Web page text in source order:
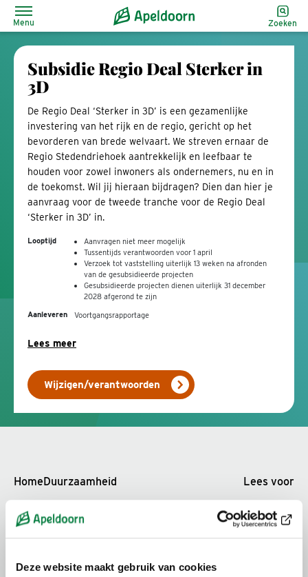
Deze website maakt gebruik van cookies
Menu Zoeken
Subsidie Regio Deal Sterker in
3D
De Regio Deal ‘Sterker in 3D’ is een gezamenlijke
investering van het rijk en de regio, gericht op het
bevorderen van brede welvaart. We streven ernaar de
Regio Stedendriehoek aantrekkelijk en leefbaar te
houden voor zowel inwoners als ondernemers, nu en in
de toekomst. Wil jij hieraan bijdragen? Dien dan hier je
aanvraag voor de tweede tranche voor de Regio Deal
‘Sterker in 3D’ in.
Looptijd
Aanvragen niet meer mogelijk
Tussentijds verantwoorden voor 1 april
Verzoek tot vaststelling uiterlijk 13 weken na afronden
van de gesubsidieerde projecten
Gesubsidieerde projecten dienen uiterlijk 31 december
2028 afgerond te zijn
Aanleveren
Voortgangsrapportage
Lees meer
Wijzigen/verantwoorden
HomeDuurzaamheid Lees voor
Regio Deal ‘Sterker in 3D’
Aanvragen